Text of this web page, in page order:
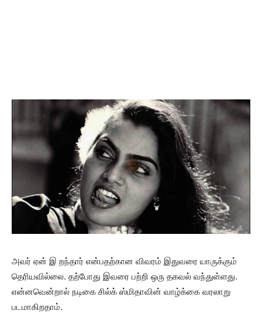
அவர் ஏன் இ றந்தார் என்பதற்கான விவரம் இதுவரை யாருக்கும்
தெரியவில்லை. தற்போது இவரை பற்றி ஒரு தகவல் வந்துள்ளது.
என்னவென்றால் நடிகை சில்க் ஸ்மிதாவின் வாழ்க்கை வரலாறு
படமாகிறதாம்.